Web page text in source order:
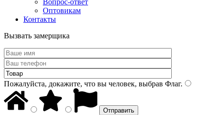
Вопрос-ответ
Оптовикам
Контакты
Вызвать замерщика
Пожалуйста, докажите, что вы человек, выбрав Флаг.